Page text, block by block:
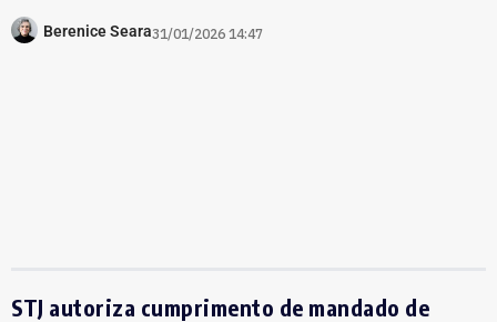
Berenice Seara31/01/2026 14:47
STJ autoriza cumprimento de mandado de